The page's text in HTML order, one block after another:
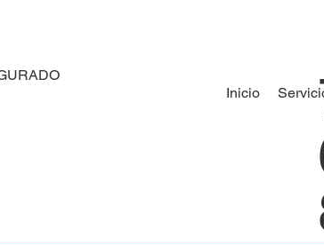
Inicio